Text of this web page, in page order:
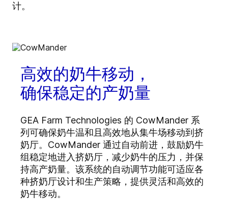
计。
高效的奶牛移动，
确保稳定的产奶量
GEA Farm Technologies 的 CowMander 系
列可确保奶牛温和且高效地从集牛场移动到挤
奶厅。CowMander 通过自动前进，鼓励奶牛
组稳定地进入挤奶厅，减少奶牛的压力，并保
持高产奶量。该系统的自动调节功能可适应各
种挤奶厅设计和生产策略，提供灵活和高效的
奶牛移动。